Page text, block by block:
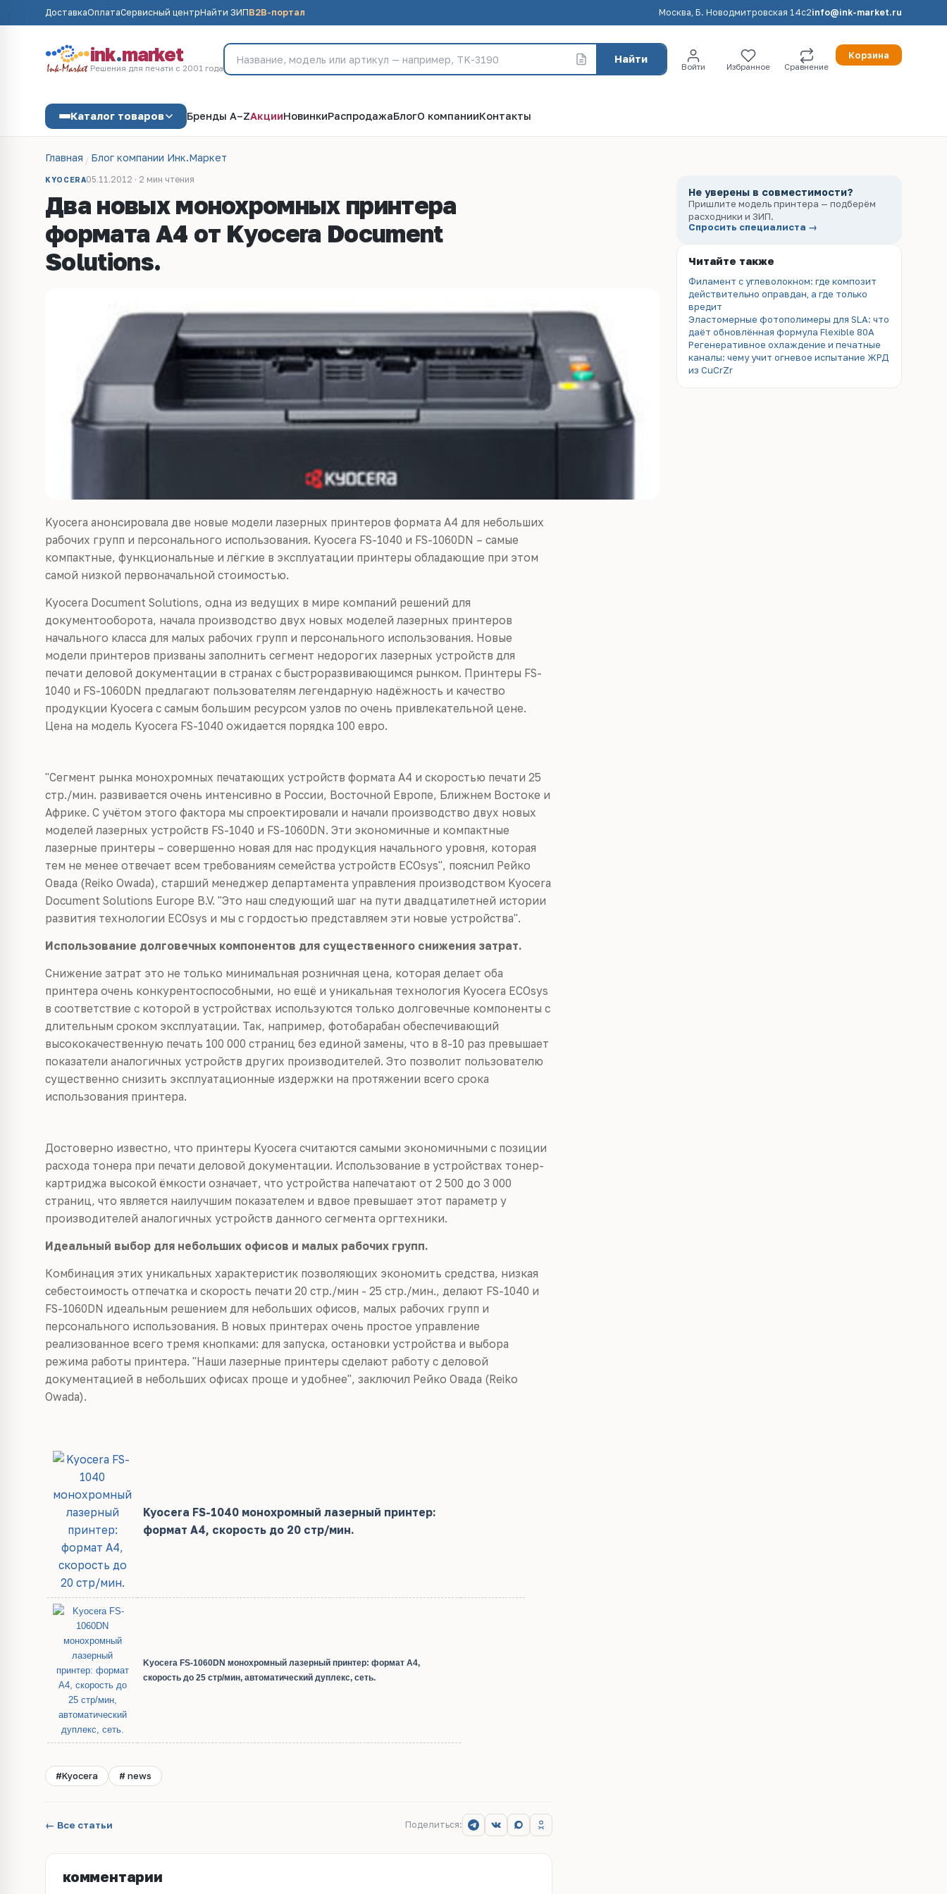
ДоставкаОплатаСервисный центрНайти ЗИПB2B-портал Москва, Б. Новодмитровская 14с2info@ink-market.ru
ink.market
Решения для печати с 2001 года
Найти
Войти Избранное Сравнение
Корзина
Каталог товаров Бренды A–ZАкцииНовинкиРаспродажаБлогО компанииКонтакты
Главная Блог компании Инк.Маркет
KYOCERA05.11.2012 · 2 мин чтения
Два новых монохромных принтера
формата А4 от Kyocera Document
Solutions.
Kyocera анонсировала две новые модели лазерных принтеров формата А4 для небольших
рабочих групп и персонального использования. Kyocera FS-1040 и FS-1060DN – самые
компактные, функциональные и лёгкие в эксплуатации принтеры обладающие при этом
самой низкой первоначальной стоимостью.
Kyocera Document Solutions, одна из ведущих в мире компаний решений для
документооборота, начала производство двух новых моделей лазерных принтеров
начального класса для малых рабочих групп и персонального использования. Новые
модели принтеров призваны заполнить сегмент недорогих лазерных устройств для
печати деловой документации в странах с быстроразвивающимся рынком. Принтеры FS-
1040 и FS-1060DN предлагают пользователям легендарную надёжность и качество
продукции Kyocera с самым большим ресурсом узлов по очень привлекательной цене.
Цена на модель Kyocera FS-1040 ожидается порядка 100 евро.
"Сегмент рынка монохромных печатающих устройств формата А4 и скоростью печати 25
стр./мин. развивается очень интенсивно в России, Восточной Европе, Ближнем Востоке и
Африке. С учётом этого фактора мы спроектировали и начали производство двух новых
моделей лазерных устройств FS-1040 и FS-1060DN. Эти экономичные и компактные
лазерные принтеры – совершенно новая для нас продукция начального уровня, которая
тем не менее отвечает всем требованиям семейства устройств ECOsys", пояснил Рейко
Овада (Reiko Owada), старший менеджер департамента управления производством Kyocera
Document Solutions Europe B.V. "Это наш следующий шаг на пути двадцатилетней истории
развития технологии ECOsys и мы с гордостью представляем эти новые устройства".
Использование долговечных компонентов для существенного снижения затрат.
Снижение затрат это не только минимальная розничная цена, которая делает оба
принтера очень конкурентоспособными, но ещё и уникальная технология Kyocera ECOsys
в соответствие с которой в устройствах используются только долговечные компоненты с
длительным сроком эксплуатации. Так, например, фотобарабан обеспечивающий
высококачественную печать 100 000 страниц без единой замены, что в 8-10 раз превышает
показатели аналогичных устройств других производителей. Это позволит пользователю
существенно снизить эксплуатационные издержки на протяжении всего срока
использования принтера.
Достоверно известно, что принтеры Kyocera считаются самыми экономичными с позиции
расхода тонера при печати деловой документации. Использование в устройствах тонер-
картриджа высокой ёмкости означает, что устройства напечатают от 2 500 до 3 000
страниц, что является наилучшим показателем и вдвое превышает этот параметр у
производителей аналогичных устройств данного сегмента оргтехники.
Идеальный выбор для небольших офисов и малых рабочих групп.
Комбинация этих уникальных характеристик позволяющих экономить средства, низкая
себестоимость отпечатка и скорость печати 20 стр./мин - 25 стр./мин., делают FS-1040 и
FS-1060DN идеальным решением для небольших офисов, малых рабочих групп и
персонального использования. В новых принтерах очень простое управление
реализованное всего тремя кнопками: для запуска, остановки устройства и выбора
режима работы принтера. "Наши лазерные принтеры сделают работу с деловой
документацией в небольших офисах проще и удобнее", заключил Рейко Овада (Reiko
Owada).
Kyocera FS-1040 монохромный лазерный принтер:
формат А4, скорость до 20 стр/мин.
Kyocera FS-1060DN монохромный лазерный принтер: формат А4,
скорость до 25 стр/мин, автоматический дуплекс, сеть.
#Kyocera # news
← Все статьи Поделиться:
комментарии
Не уверены в совместимости?
Пришлите модель принтера — подберём
расходники и ЗИП.
Спросить специалиста →
Читайте также
Филамент с углеволокном: где композит
действительно оправдан, а где только
вредит
Эластомерные фотополимеры для SLA: что
даёт обновлённая формула Flexible 80A
Регенеративное охлаждение и печатные
каналы: чему учит огневое испытание ЖРД
из CuCrZr